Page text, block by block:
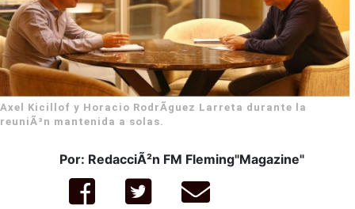
Axel Kicillof y Horacio RodrÃ­guez Larreta durante la
reuniÃ³n mantenida a solas.
Por: RedacciÃ²n FM Fleming"Magazine"